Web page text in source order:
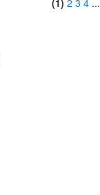
(1) 2 3 4